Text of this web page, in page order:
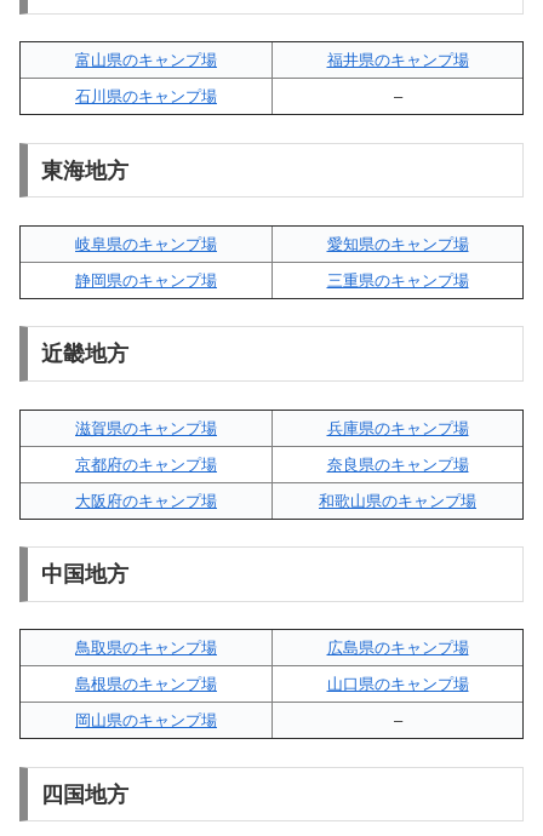
富山県のキャンプ場
福井県のキャンプ場
石川県のキャンプ場
–
東海地方
岐阜県のキャンプ場
愛知県のキャンプ場
静岡県のキャンプ場
三重県のキャンプ場
近畿地方
滋賀県のキャンプ場
兵庫県のキャンプ場
京都府のキャンプ場
奈良県のキャンプ場
大阪府のキャンプ場
和歌山県のキャンプ場
中国地方
鳥取県のキャンプ場
広島県のキャンプ場
島根県のキャンプ場
山口県のキャンプ場
岡山県のキャンプ場
–
四国地方